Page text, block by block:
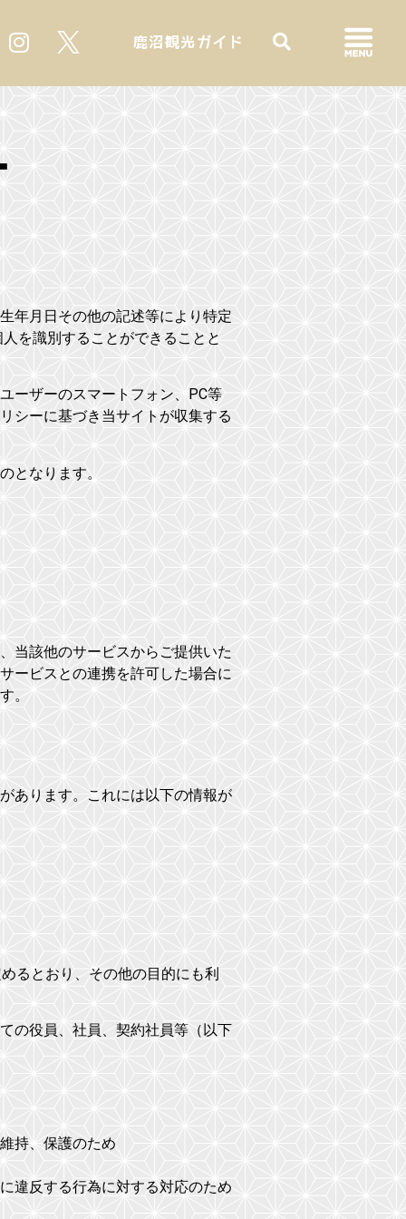
鹿沼観光ガイド
年月日その他の記述等により特定
を識別することができることと
ーザーのスマートフォン、PC等
シーに基づき当サイトが収集する
となります。
当該他のサービスからご提供いた
ービスとの連携を許可した場合に
。
あります。これには以下の情報が
るとおり、その他の目的にも利
の役員、社員、契約社員等（以下
持、保護のため
違反する行為に対する対応のため